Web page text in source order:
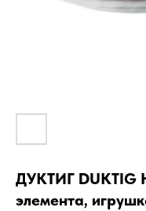
ДУКТИГ DUKTIG
элемента,